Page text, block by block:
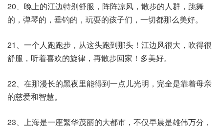
20、晚上的江边特别舒服，阵阵凉风，散步的人群，跳舞
的，弹琴的，垂钓的，玩耍的孩子们，一切都那么美好。
21、一个人跑跑步，从这头跑到那头！江边风很大，吹得很
舒服，听着喜欢的旋律，再散步回家！多美好。
22、在那漫长的黑夜里能得到一点儿光明，完全是靠着母亲
的慈爱和智慧。
23、上海是一座繁华茂丽的大都市，不仅早晨是雄伟万分，